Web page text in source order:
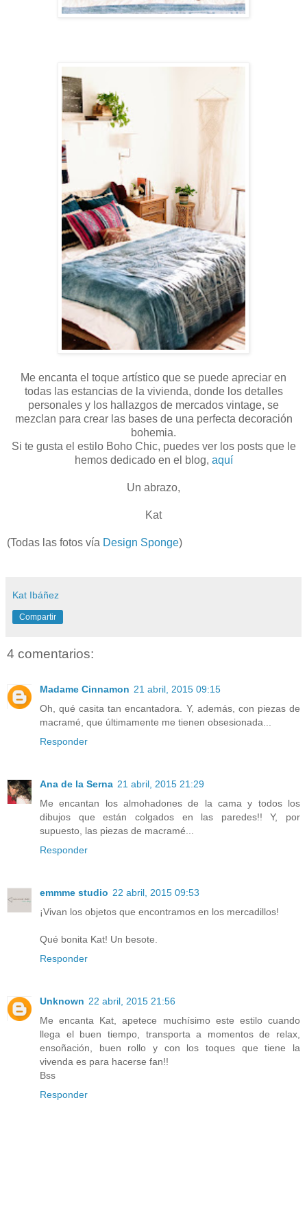
Me encanta el toque artístico que se puede apreciar en
todas las estancias de la vivienda, donde los detalles
personales y los hallazgos de mercados vintage, se
mezclan para crear las bases de una perfecta decoración
bohemia.
Si te gusta el estilo Boho Chic, puedes ver los posts que le
hemos dedicado en el blog, aquí
Un abrazo,
Kat
(Todas las fotos vía Design Sponge)
Kat Ibáñez
Compartir
4 comentarios:
Madame Cinnamon 21 abril, 2015 09:15
Oh, qué casita tan encantadora. Y, además, con piezas de
macramé, que últimamente me tienen obsesionada...
Responder
Ana de la Serna 21 abril, 2015 21:29
Me encantan los almohadones de la cama y todos los
dibujos que están colgados en las paredes!! Y, por
supuesto, las piezas de macramé...
Responder
emmme studio 22 abril, 2015 09:53
¡Vivan los objetos que encontramos en los mercadillos!
Qué bonita Kat! Un besote.
Responder
Unknown 22 abril, 2015 21:56
Me encanta Kat, apetece muchísimo este estilo cuando
llega el buen tiempo, transporta a momentos de relax,
ensoñación, buen rollo y con los toques que tiene la
vivenda es para hacerse fan!!
Bss
Responder